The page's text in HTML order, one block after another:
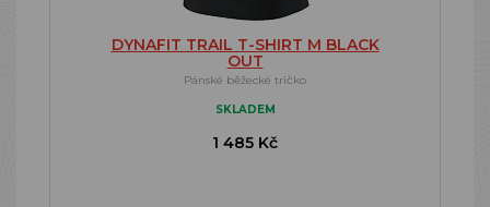
DYNAFIT TRAIL T-SHIRT M BLACK
OUT
Pánské běžecké tričko
SKLADEM
1 485 Kč